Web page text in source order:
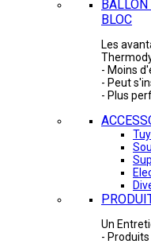
BLOC
Les
- Moins
- Peut
- Plus
Un
-